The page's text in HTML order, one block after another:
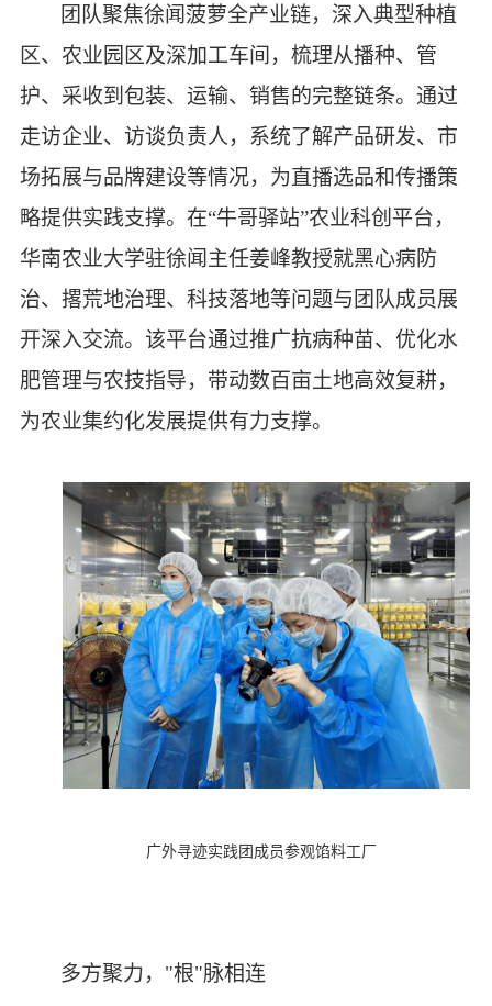
团队聚焦徐闻菠萝全产业链，深入典型种植
区、农业园区及深加工车间，梳理从播种、管
护、采收到包装、运输、销售的完整链条。通过
走访企业、访谈负责人，系统了解产品研发、市
场拓展与品牌建设等情况，为直播选品和传播策
略提供实践支撑。在“牛哥驿站”农业科创平台，
华南农业大学驻徐闻主任姜峰教授就黑心病防
治、撂荒地治理、科技落地等问题与团队成员展
开深入交流。该平台通过推广抗病种苗、优化水
肥管理与农技指导，带动数百亩土地高效复耕，
为农业集约化发展提供有力支撑。
广外寻迹实践团成员参观馅料工厂
多方聚力，"根"脉相连